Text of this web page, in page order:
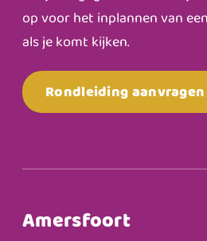
op voor het inplannen van
als je komt kijken.
Rondleiding aanvragen
Amersfoort